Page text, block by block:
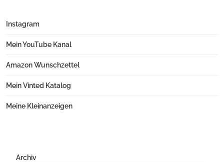
Instagram
Mein YouTube Kanal
Amazon Wunschzettel
Mein Vinted Katalog
Meine Kleinanzeigen
Archiv